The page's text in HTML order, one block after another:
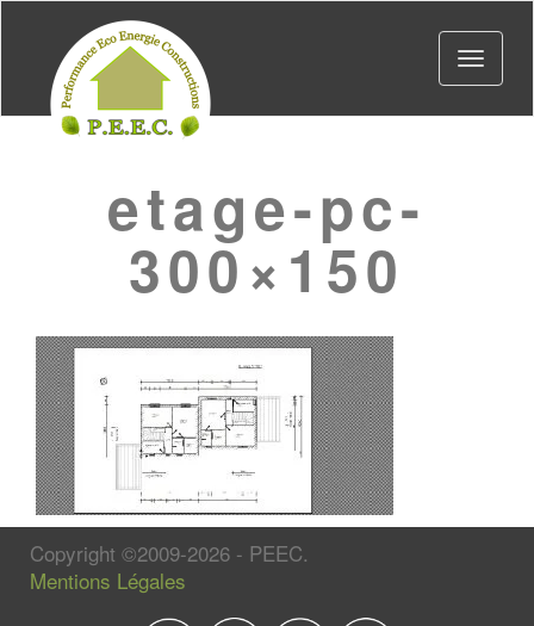
Toggle
etage-pc-
300×150
Copyright ©2009-2026 - PEEC.
Mentions Légales